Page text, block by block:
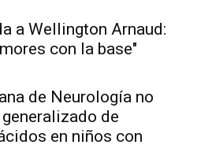
a Wellington Arnaud:
con la base"
de Neurología no
de
en niños con